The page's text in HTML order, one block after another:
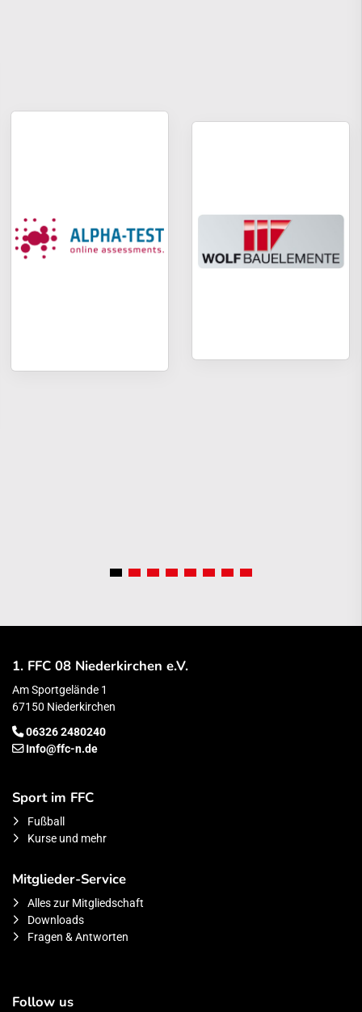
1. FFC 08 Niederkirchen e.V.
Am Sportgelände 1
67150 Niederkirchen
06326 2480240
Info@ffc-n.de
Sport im FFC
Fußball
Kurse und mehr
Mitglieder-Service
Alles zur Mitgliedschaft
Downloads
Fragen & Antworten
Follow us